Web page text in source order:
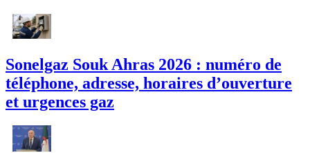
Sonelgaz Souk Ahras 2026 : numéro de
téléphone, adresse, horaires d’ouverture
et urgences gaz